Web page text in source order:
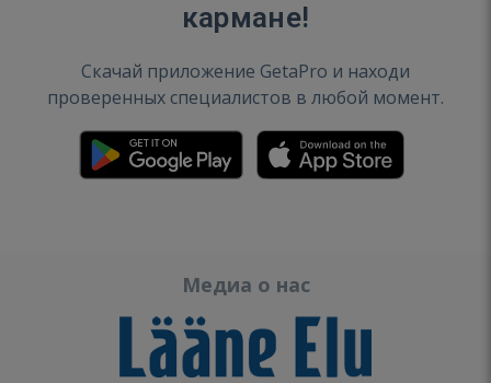
кармане!
Скачай приложение GetaPro и находи
проверенных специалистов в любой момент.
Медиа о нас